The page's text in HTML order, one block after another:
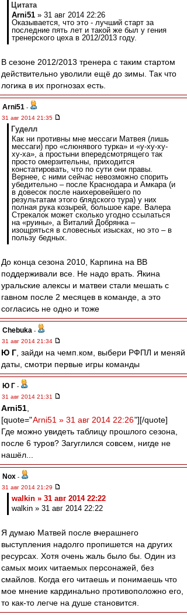
Цитата
Arni51 » 31 авг 2014 22:26
Оказывается, что это - лучший старт за
последние пять лет и такой же был у гения
тренерского цеха в 2012/2013 году.
В сезоне 2012/2013 тренера с таким стартом
действительно уволили ещё до зимы. Так что
логика в их прогнозах есть.
Arni51 -
31 авг 2014 21:35
Гуделл
Как ни противны мне мессаги Матвея (лишь
мессаги) про «слюнявого турка» и «у-ху-ху-
ху-ха», а простыни впередсмотрящего так
просто омерзительны, приходится
констатировать, что по сути они правы.
Вернее, с ними сейчас невозможно спорить
убедительно – после Краснодара и Амкара (и
в довесок после наихеровейшего по
результатам этого блядского тура) у них
полная рука козырей, большое каре. Валера
Стрекалок может сколько угодно ссылаться
на «руины», а Виталий Добрянка –
изощряться в словесных изысках, но это – в
пользу бедных.
До конца сезона 2010, Карпина на ВВ
поддерживали все. Не надо врать. Якина
уральские алексы и матвеи стали мешать с
гавном после 2 месяцев в команде, а это
согласись не одно и тоже
Chebuka -
31 авг 2014 21:34
Ю Г , зайди на чемп.ком, выбери РФПЛ и меняй
даты, смотри первые игры команды
Ю Г -
31 авг 2014 21:31
Arni51
[quote="Arni51 » 31 авг 2014 22:26"][/quote]
Где можно увидеть таблицу прошлого сезона,
после 6 туров? Загуглился совсем, нигде не
нашёл...
Nox -
31 авг 2014 21:29
walkin » 31 авг 2014 22:22
walkin » 31 авг 2014 22:22
Я думаю Матвей после вчерашнего
выступления надолго пропишется на других
ресурсах. Хотя очень жаль было бы. Один из
самых моих читаемых персонажей, без
смайлов. Когда его читаешь и понимаешь что
мое мнение кардинально противоположно его,
то как-то легче на душе становится.